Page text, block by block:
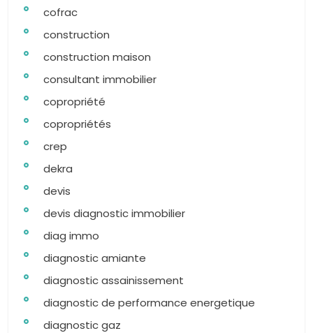
cofrac
construction
construction maison
consultant immobilier
copropriété
copropriétés
crep
dekra
devis
devis diagnostic immobilier
diag immo
diagnostic amiante
diagnostic assainissement
diagnostic de performance energetique
diagnostic gaz